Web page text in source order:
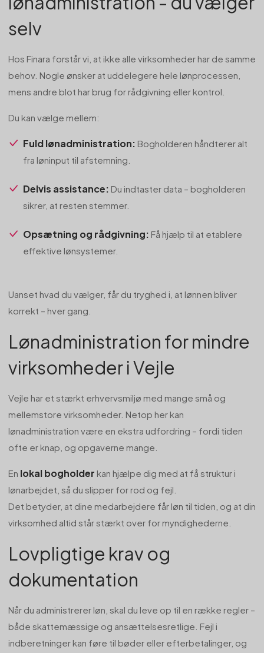
selv
Hos Finara forstår vi, at ikke alle virksomheder har de samme
behov. Nogle ønsker at uddelegere hele lønprocessen,
mens andre blot har brug for rådgivning eller kontrol.
Du kan vælge mellem:
Fuld lønadministration: Bogholderen håndterer alt
fra løninput til afstemning.
Delvis assistance: Du indtaster data – bogholderen
sikrer, at resten stemmer.
Opsætning og rådgivning: Få hjælp til at etablere
effektive lønsystemer.
Uanset hvad du vælger, får du tryghed i, at lønnen bliver
korrekt – hver gang.
Lønadministration for mindre
virksomheder i Vejle
Vejle har et stærkt erhvervsmiljø med mange små og
mellemstore virksomheder. Netop her kan
lønadministration være en ekstra udfordring – fordi tiden
ofte er knap, og opgaverne mange.
En lokal bogholder kan hjælpe dig med at få struktur i
lønarbejdet, så du slipper for rod og fejl.
Det betyder, at dine medarbejdere får løn til tiden, og at din
virksomhed altid står stærkt over for myndighederne.
Lovpligtige krav og
dokumentation
Når du administrerer løn, skal du leve op til en række regler –
både skattemæssige og ansættelsesretlige. Fejl i
indberetninger kan føre til bøder eller efterbetalinger, og